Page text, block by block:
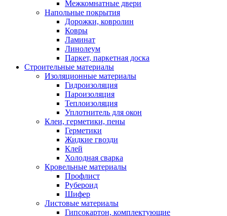
Межкомнатные двери
Напольные покрытия
Дорожки, ковролин
Ковры
Ламинат
Линолеум
Паркет, паркетная доска
Строительные материалы
Изоляционные материалы
Гидроизоляция
Пароизоляция
Теплоизоляция
Уплотнитель для окон
Клеи, герметики, пены
Герметики
Жидкие гвозди
Клей
Холодная сварка
Кровельные материалы
Профлист
Рубероид
Шифер
Листовые материалы
Гипсокартон, комплектующие